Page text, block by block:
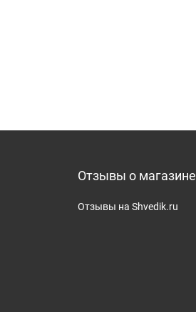
Отзывы о магазине
Отзывы на Shvedik.ru